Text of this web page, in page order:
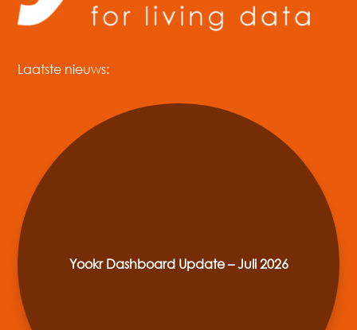
Laatste nieuws:
Yookr Dashboard Update – Juli 2026